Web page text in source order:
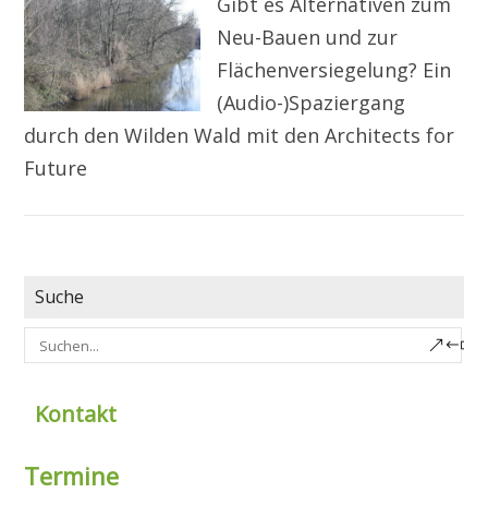
Neu-Bauen und zur
Flächenversiegelung? Ein
(Audio-)Spaziergang
durch den Wilden Wald mit den Architects for
Future
Suche
Kontakt
Termine